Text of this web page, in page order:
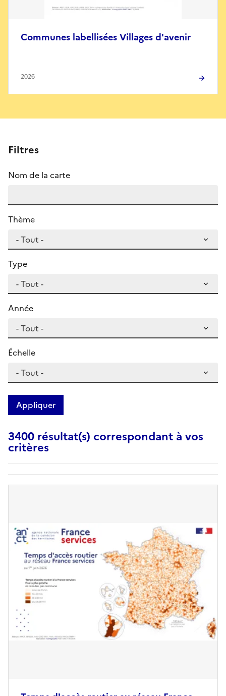
Communes labellisées Villages d'avenir
2026
Filtres
Nom de la carte
Thème
Type
Année
Échelle
Appliquer
3400 résultat(s) correspondant à vos
critères